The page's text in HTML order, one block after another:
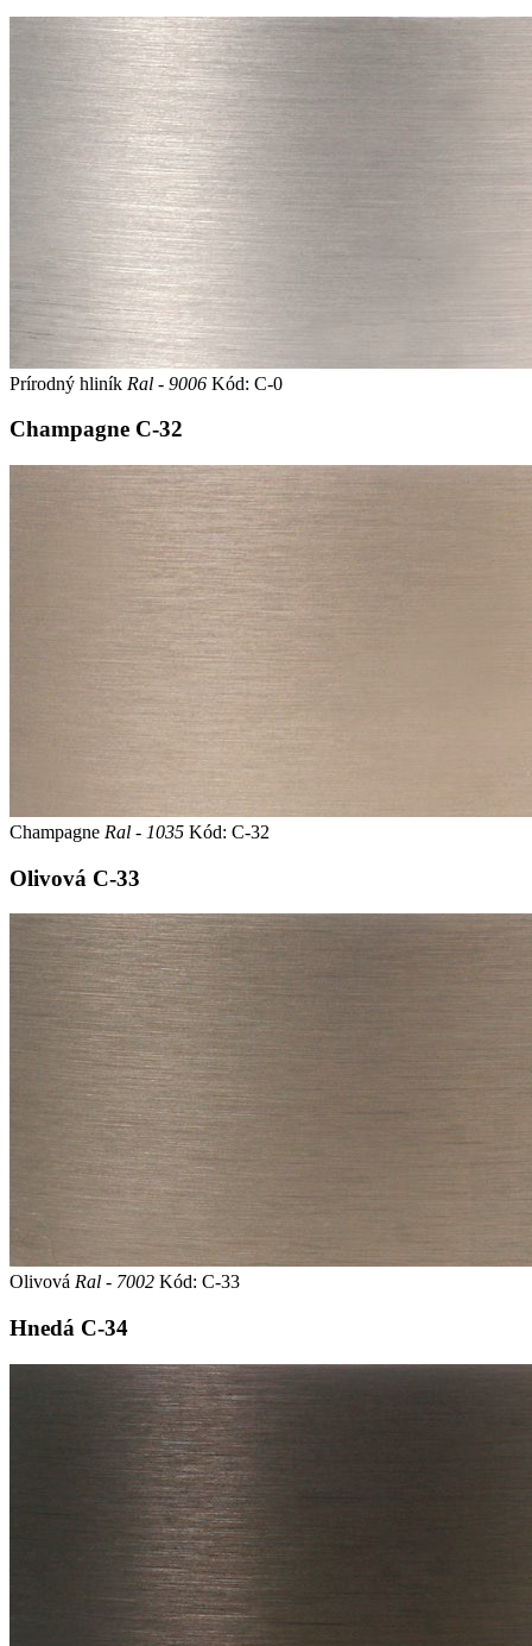
Prírodný hliník Ral - 9006 Kód: C-0
Champagne C-32
Champagne Ral - 1035 Kód: C-32
Olivová C-33
Olivová Ral - 7002 Kód: C-33
Hnedá C-34